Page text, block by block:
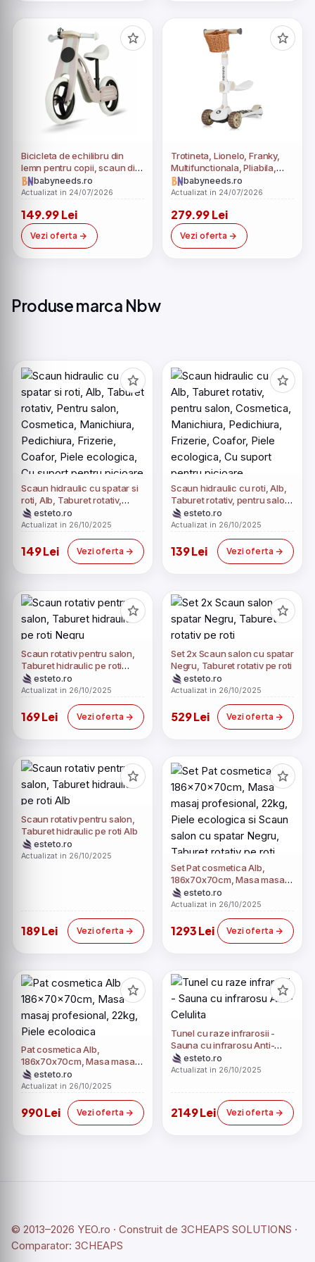
Bicicleta de echilibru din
lemn pentru copii, scaun din
spuma, roti 12 inchi, Ricokids,
Veltino, 7619, Roz
babyneeds.ro
Actualizat in 24/07/2026
149.99 Lei
Vezi oferta
Trotineta, Lionelo, Franky,
Multifunctionala, Pliabila,
Pana la 50 kg, Bicicleta cu 3
roti si trotineta de echilibru,
detasabil, Roti cu LED,
Conform cu EN71, EN62115,
12 luni+, Bej
babyneeds.ro
Actualizat in 24/07/2026
279.99 Lei
Vezi oferta
Produse marca Nbw
Scaun hidraulic cu spatar si
roti, Alb, Taburet rotativ,
Pentru salon, Cosmetica,
Manichiura, Pedichiura,
Frizerie, Coafor, Piele
ecologica, Cu suport pentru
esteto.ro
Actualizat in 26/10/2025
149 Lei Vezi oferta
Scaun hidraulic cu roti, Alb,
Taburet rotativ, pentru salon,
Cosmetica, Manichiura,
Pedichiura, Frizerie, Coafor,
Piele ecologica, Cu suport
pentru picioare
esteto.ro
Actualizat in 26/10/2025
139 Lei Vezi oferta
Scaun rotativ pentru salon,
Taburet hidraulic pe roti
Negruesteto.ro
Actualizat in 26/10/2025
169 Lei Vezi oferta
Set 2x Scaun salon cu spatar
Negru, Taburet rotativ pe roti
esteto.ro
Actualizat in 26/10/2025
529 Lei Vezi oferta
Scaun rotativ pentru salon,
Taburet hidraulic pe roti Alb
esteto.ro
Actualizat in 26/10/2025
189 Lei Vezi oferta
Set Pat cosmetica Alb,
186x70x70cm, Masa masaj
profesional, 22kg, Piele
ecologica si Scaun salon cu
spatar Negru, Taburet rotativ
pe roti
esteto.ro
Actualizat in 26/10/2025
1293 Lei Vezi oferta
Pat cosmetica Alb,
186x70x70cm, Masa masaj
profesional, 22kg, Piele
ecologica
esteto.ro
Actualizat in 26/10/2025
990 Lei Vezi oferta
Tunel cu raze infrarosii -
Sauna cu infrarosu Anti-
Celulita
esteto.ro
Actualizat in 26/10/2025
2149 Lei Vezi oferta
© 2013–2026 YEO.ro · Construit de 3CHEAPS SOLUTIONS ·
Comparator: 3CHEAPS